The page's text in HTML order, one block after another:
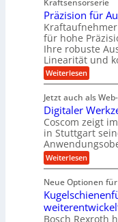
e
c
h
w
i
n
d
e
t
i
e
b
e
f
ü
r
r
a
u
n
d
A
u
f
t
r
a
g
s
e
i
g
a
n
l
o
s
e
,
w
e
n
i
g
e
r
S
t
e
l
l
h
n
s
t
a
n
g
e
n
e
t
r
i
e
b
e
f
r
p
r
ä
Präzision für
für hohe
Ihre robuste
Linearität und
Weiterlesen:
P
ä
z
i
s
i
o
n
f
r
A
u
t
Jetzt auch als
Digitaler
Coscom zeigt
in Stuttgart
Weiterlesen:
D
g
i
t
a
Neue Optionen
Bosch Rexroth